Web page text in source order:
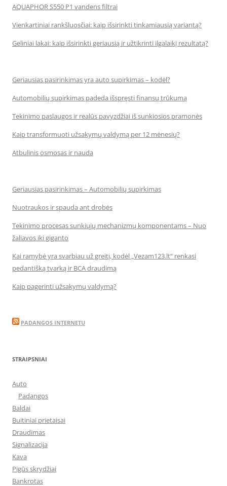
AQUAPHOR S550 P1 vandens filtrai
Vienkartiniai rankšluosčiai: kaip išsirinkti tinkamiausią variantą?
Geliniai lakai: kaip išsirinkti geriausią ir užtikrinti ilgalaikį rezultatą?
Geriausias pasirinkimas yra auto supirkimas – kodėl?
Automobilių supirkimas padeda išspręsti finansų trūkumą
Tekinimo paslaugos ir realūs pavyzdžiai iš sunkiosios pramonės
Kaip transformuoti užsakymų valdymą per 12 mėnesių?
Atbulinis osmosas ir nauda
Geriausias pasirinkimas – Automobilių supirkimas
Nuotraukos ir spauda ant drobės
Tekinimo procesas sunkiųjų mechanizmų komponentams – Nuo
žaliavos iki giganto
Kai ramybė yra svarbiau už greitį, kodėl „Vezam123.lt“ renkasi
pedantišką tvarką ir BCA draudimą
Kaip pagerinti užsakymų valdymą?
PADANGOS INTERNETU
STRAIPSNIAI
Auto
Padangos
Baldai
Buitiniai prietaisai
Draudimas
Signalizacija
Kava
Pigūs skrydžiai
Bankrotas